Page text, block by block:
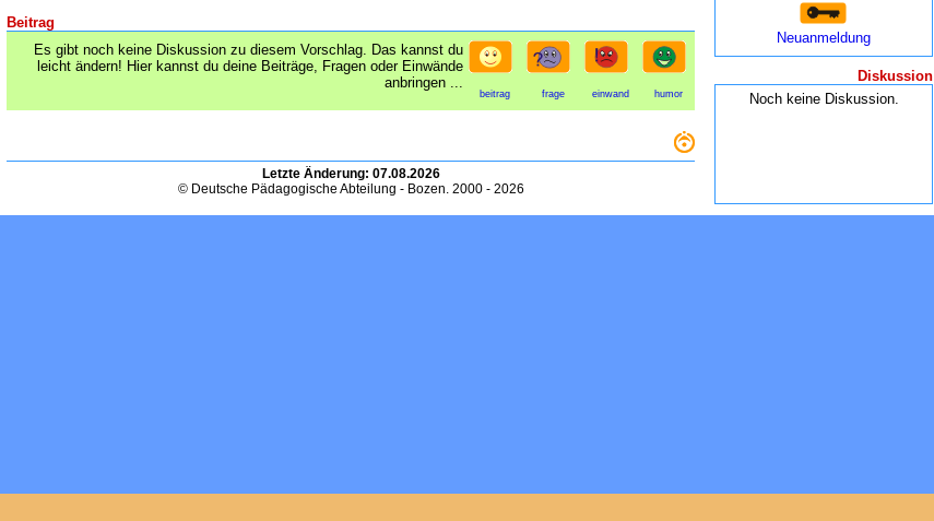
Beitrag
Es gibt noch keine Diskussion zu diesem Vorschlag. Das kannst du
leicht ändern! Hier kannst du deine Beiträge, Fragen oder Einwände
anbringen ...
beitrag frage einwand humor
Letzte Änderung: 07.08.2026
© Deutsche Pädagogische Abteilung - Bozen. 2000 - 2026
Neuanmeldung
Diskussion
Noch keine Diskussion.